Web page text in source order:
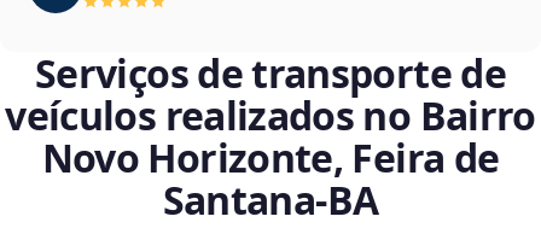
Serviços de transporte de
veículos realizados no Bairro
Novo Horizonte, Feira de
Santana‑BA